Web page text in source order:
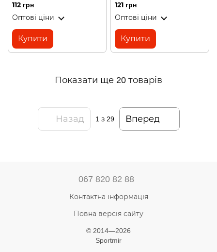
112 грн
Оптові ціни
Купити
121 грн
Оптові ціни
Купити
Показати ще 20 товарів
Назад 1з 29 Вперед
067 820 82 88
Контактна інформація
Повна версія сайту
© 2014—2026
Sportmir